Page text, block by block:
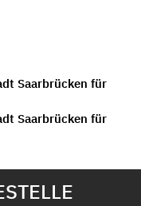
Saarbrücken für
Saarbrücken für